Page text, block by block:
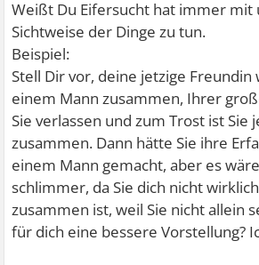
Weißt Du Eifersucht hat immer mit
Sichtweise der Dinge zu tun.
Beispiel:
Stell Dir vor, deine jetzige
einem Mann zusammen, Ihrer
Sie verlassen und zum Trost ist Sie
zusammen. Dann hätte Sie ihre
einem Mann gemacht, aber es
schlimmer, da Sie dich nicht
zusammen ist, weil Sie nicht allein
für dich eine bessere Vorstellung?